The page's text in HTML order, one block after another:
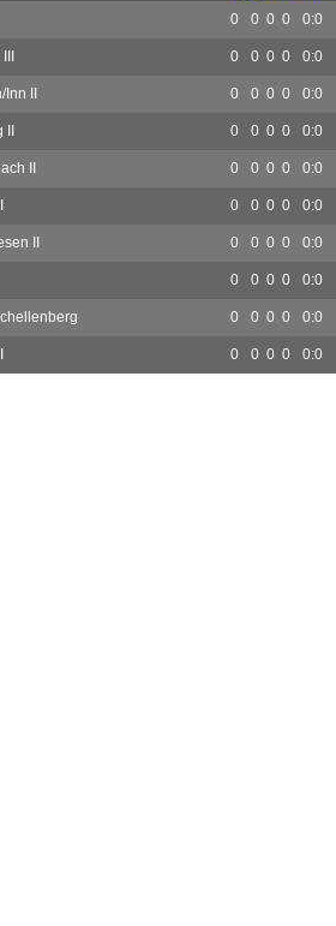
0 0 0 0 0:0
0 0 0 0 0:0
II 0 0 0 0 0:0
0 0 0 0 0:0
II 0 0 0 0 0:0
0 0 0 0 0:0
II 0 0 0 0 0:0
0 0 0 0 0:0
0 0 0 0 0:0
0 0 0 0 0:0